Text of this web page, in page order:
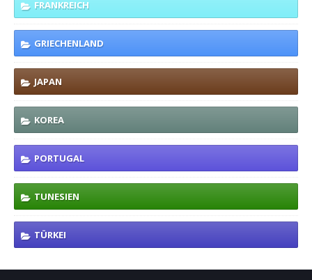
FRANKREICH
GRIECHENLAND
JAPAN
KOREA
PORTUGAL
TUNESIEN
TÜRKEI